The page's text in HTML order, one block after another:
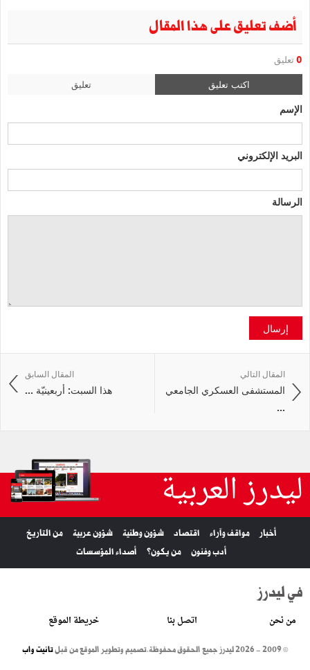
أضف تعليق على هذا المقال
0 تعليق
اكتب تعليق تعليق
الإسم
البريد الإلكتروني
الرسالة
إرسال
المقال السابق
هذا السبت: أربعينيّة ...
المقال التالي
المستشفى العسكري الجامعي
...
ليدرز العربية
أخبار مواقف وآراء اقتصاد شؤون وطنية شؤون عربية
من التاريخ
أدب وفنون
من يكون؟ أصداء المؤسسات
في ليدرز
من نحن اتصل بنا خريطة الموقع
© 2009 - 2026 ليدرز جميع الحقوق محفوظة. تصميم وتطوير الموقع من قبلتانيت واب